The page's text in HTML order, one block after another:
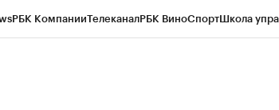
РБК КомпанииТелеканалРБК ВиноСпортШкола